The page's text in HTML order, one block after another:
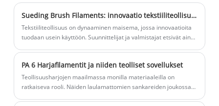
Sueding Brush Filaments: innovaatio tekstiiliteollisuudessa
Tekstiiliteollisuus on dynaaminen maisema, jossa innovaatioita
tuodaan usein käyttöön. Suunnittelijat ja valmistajat etsivät aina
PA 6 Harjafilamentit ja niiden teolliset sovellukset
Teollisuusharjojen maailmassa monilla materiaaleilla on
ratkaiseva rooli. Näiden laulamattomien sankareiden joukossa